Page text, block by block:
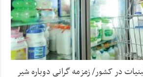
در کشور/ زمزمه گرانی دوباره شیر